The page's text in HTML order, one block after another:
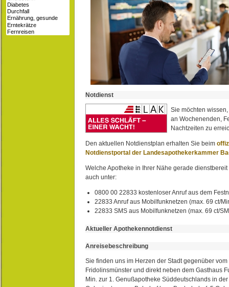
Notdienst
Sie möchten
an Wochenenden,
Nachtzeiten zu
Den aktuellen Notdienstplan erhalten Sie beim
Notdienstportal der Landesapothekerkammer
Welche Apotheke in Ihrer Nähe gerade
auch unter:
0800 00 22833 kostenloser Anruf aus dem
22833 Anruf aus Mobilfunknetzen (max. 69 ct/
22833 SMS aus Mobilfunknetzen (max. 69 ct/
Aktueller Apothekennotdienst
Anreisebeschreibung
Sie finden uns im Herzen der Stadt gegenüber
Fridolinsmünster und direkt neben dem Gasthaus
Min. zur 1. Genußapotheke Süddeutschlands in